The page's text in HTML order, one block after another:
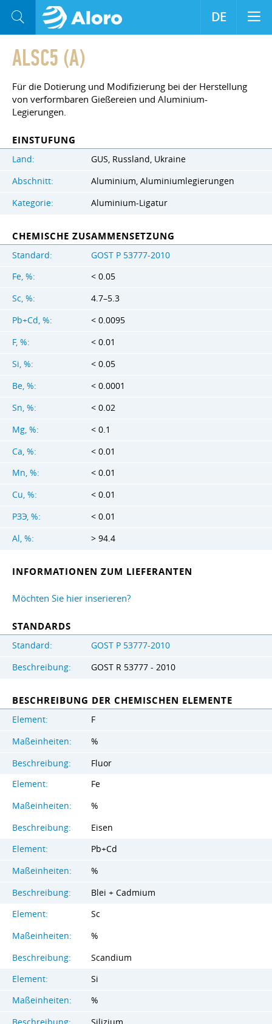
ALSC5 (A)
Für die Dotierung und Modifizierung bei der Herstellung
von verformbaren Gießereien und Aluminium-
Legierungen.
EINSTUFUNG
Land:
GUS, Russland, Ukraine
Abschnitt:
Aluminium, Aluminiumlegierungen
Kategorie:
Aluminium-Ligatur
CHEMISCHE ZUSAMMENSETZUNG
Standard:
GOST Р 53777-2010
Fe, %:
< 0.05
Sc, %:
4.7–5.3
Pb+Cd, %:
< 0.0095
F, %:
< 0.01
Si, %:
< 0.05
Be, %:
< 0.0001
Sn, %:
< 0.02
Mg, %:
< 0.1
Ca, %:
< 0.01
Mn, %:
< 0.01
Cu, %:
< 0.01
РЗЭ, %:
< 0.01
Al, %:
> 94.4
INFORMATIONEN ZUM LIEFERANTEN
Möchten Sie hier inserieren?
STANDARDS
Standard:
GOST Р 53777-2010
Beschreibung:
GOST R 53777 - 2010
BESCHREIBUNG DER CHEMISCHEN ELEMENTE
Element:
F
Maßeinheiten:
%
Beschreibung:
Fluor
Element:
Fe
Maßeinheiten:
%
Beschreibung:
Eisen
Element:
Pb+Cd
Maßeinheiten:
%
Beschreibung:
Blei + Cadmium
Element:
Sc
Maßeinheiten:
%
Beschreibung:
Scandium
Element:
Si
Maßeinheiten:
%
DE